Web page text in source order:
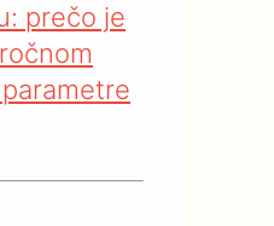
prečo je